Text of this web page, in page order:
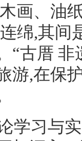
画、油
绵,其间
“古厝
游,在保
学习与